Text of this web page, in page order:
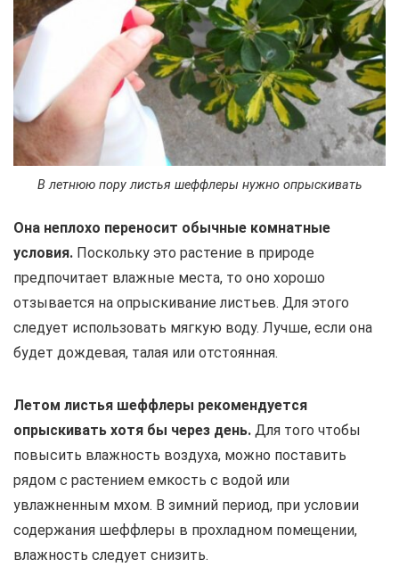
В летнюю пору листья шеффлеры нужно опрыскивать
Она неплохо переносит обычные комнатные
условия. Поскольку это растение в природе
предпочитает влажные места, то оно хорошо
отзывается на опрыскивание листьев. Для этого
следует использовать мягкую воду. Лучше, если она
будет дождевая, талая или отстоянная.
Летом листья шеффлеры рекомендуется
опрыскивать хотя бы через день. Для того чтобы
повысить влажность воздуха, можно поставить
рядом с растением емкость с водой или
увлажненным мхом. В зимний период, при условии
содержания шеффлеры в прохладном помещении,
влажность следует снизить.